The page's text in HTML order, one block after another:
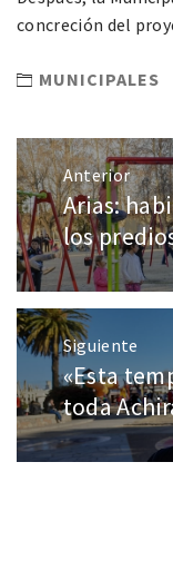
concreción del
MUNICIPALES
Anterior
Arias:
los
Siguiente
«Esta
toda